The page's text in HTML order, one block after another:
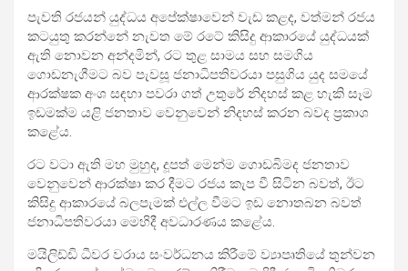
පැවති රජයන් යුද්ධය අපේක්ෂාවෙන් වැඩ කළද, වත්මන් රජය
කටයුතු කරන්නේ නැවත මේ රටේ කිසිදු ආකාරයේ යුද්ධයක්
ඇති නොවන අන්දමින්, රට තුළ සාමය සහ සමගිය
ගොඩනැගීමට බව පැවසූ ජනාධිපතිවරයා පසුගිය යුද සමයේ
ආරක්ෂක අංශ සඳහා පවරා ගත් උතුරේ නිදහස් කළ හැකි සෑම
ඉඩමක්ම යළි ජනතාව වෙනුවෙන් නිදහස් කරන බවද ප්‍රකාශ
කළේය.
රට වටා ඇති මහ මුහුද, දූපත් මෙන්ම ගොඩබිමද ජනතාව
වෙනුවෙන් ආරක්ෂා කර දීමට රජය කැප වී සිටින බවත්, ඊට
කිසිදු ආකාරයේ බලපැමක් එල්ල වීමට ඉඩ නොතබන බවත්
ජනාධිපතිවරයා මෙහිදී අවධාරණය කළේය.
මයිලිඩ්ඩි ධීවර වරාය සංවර්ධනය කිරීමේ ව්‍යාපෘතියේ තුන්වන